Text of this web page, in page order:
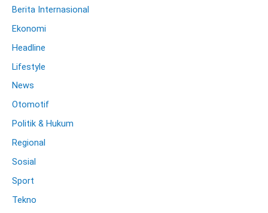
Berita Internasional
Ekonomi
Headline
Lifestyle
News
Otomotif
Politik & Hukum
Regional
Sosial
Sport
Tekno